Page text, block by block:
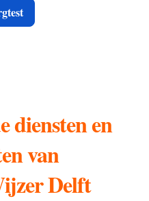
diensten en
van
Delft